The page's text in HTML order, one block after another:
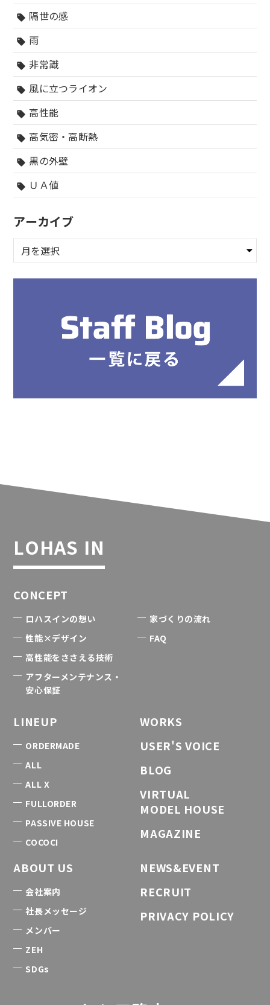
sell 隔世の感
sell 雨
sell 非常識
sell 風に立つライオン
sell 高性能
sell 高気密・高断熱
sell 黒の外壁
sell ＵＡ値
アーカイブ
LOHAS IN
CONCEPT
ロハスインの想い
性能×デザイン
高性能をささえる技術
アフターメンテナンス・
安心保証
家づくりの流れ
FAQ
LINEUP
ORDERMADE
ALL
ALL X
FULLORDER
PASSIVE HOUSE
COCOCI
WORKS
USER'S VOICE
BLOG
VIRTUAL
MODEL HOUSE
MAGAZINE
ABOUT US
会社案内
社長メッセージ
メンバー
ZEH
SDGs
NEWS&EVENT
RECRUIT
PRIVACY POLICY